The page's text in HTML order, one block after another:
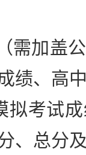
加盖公
绩、高
拟考试
、总分